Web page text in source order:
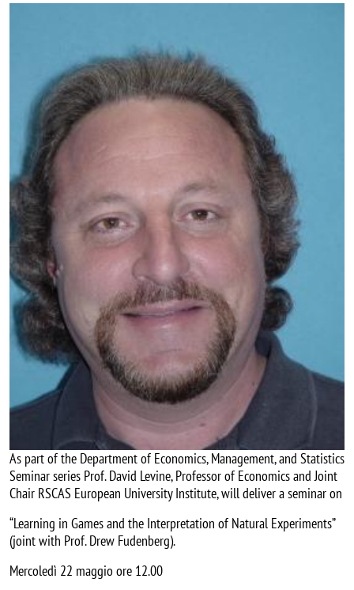
As part of the Department of Economics, Management, and Statistics
Seminar series Prof. David Levine, Professor of Economics and Joint
Chair RSCAS European University Institute, will deliver a seminar on
“Learning in Games and the Interpretation of Natural Experiments”
(joint with Prof. Drew Fudenberg).
Mercoledì 22 maggio ore 12.00